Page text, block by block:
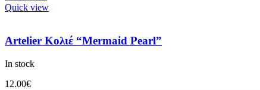
Quick view
Artelier Κολιέ “Mermaid Pearl”
In stock
12.00€